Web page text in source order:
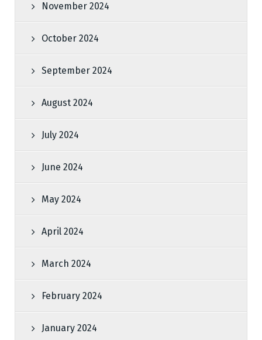
November 2024
October 2024
September 2024
August 2024
July 2024
June 2024
May 2024
April 2024
March 2024
February 2024
January 2024